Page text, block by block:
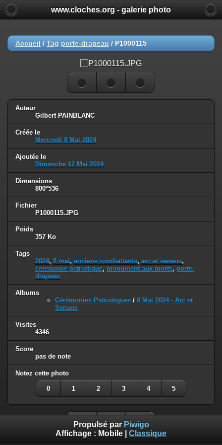
www.cloches.org - galerie photo
Accueil / Tag porte-drapeau / P1000115
Auteur
Gilbert PAINBLANC
Créée le
Mercredi 8 Mai 2024
Ajoutée le
Dimanche 12 Mai 2024
Dimensions
800*536
Fichier
P1000115.JPG
Poids
357 Ko
Tags
2024, 8 mai, anciens combattants, arc et senans,
ceremonie patriotique, monument aux morts, porte-
drapeau
Albums
Cérémonies Patriotiques / 8 Mai 2024 - Arc et
Senans
Visites
4346
Score
pas de note
Notez cette photo
0 1 2 3 4 5
Propulsé par Piwigo
Affichage : Mobile Classique